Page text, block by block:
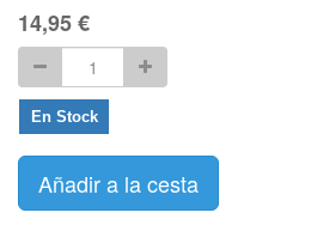
14,95€
En Stock
Añadir a la cesta